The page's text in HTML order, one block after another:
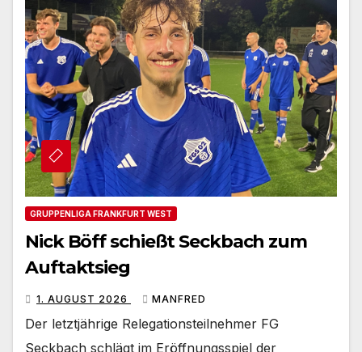
GRUPPENLIGA FRANKFURT WEST
Nick Böff schießt Seckbach zum
Auftaktsieg
1. AUGUST 2026 MANFRED
Der letztjährige Relegationsteilnehmer FG
Seckbach schlägt im Eröffnungsspiel der